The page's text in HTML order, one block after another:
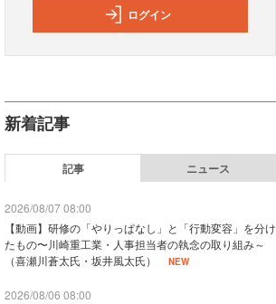
ログイン
新着記事
記事 ニュース
2026/08/07 08:00
【動画】研修の「やりっぱなし」と「行動変容」を分け
たもの〜川崎重工業・人事担当者の執念の取り組み～
（喜瀬川蒼太氏・坂井風太氏）
NEW
2026/08/06 08:00